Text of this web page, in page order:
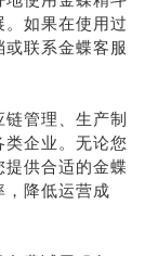
如果在使用过
联系金蝶客服
管理、生产制
企业。无论您
供合适的金蝶
，降低运营成